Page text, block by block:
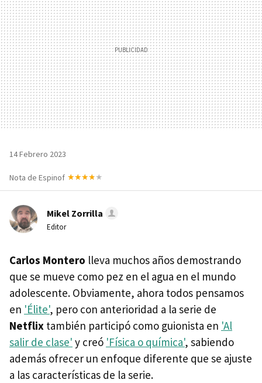
14 Febrero 2023
Nota de Espinof
Mikel Zorrilla
Editor
Carlos Montero lleva muchos años demostrando
que se mueve como pez en el agua en el mundo
adolescente. Obviamente, ahora todos pensamos
en 'Élite', pero con anterioridad a la serie de
Netflix también participó como guionista en 'Al
salir de clase' y creó 'Física o química', sabiendo
además ofrecer un enfoque diferente que se ajuste
a las características de la serie.